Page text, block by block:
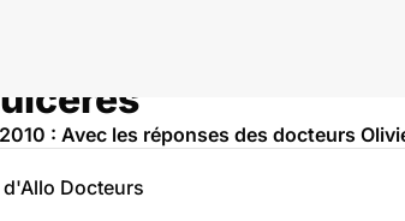
: Avec les réponses des docteurs
Docteurs